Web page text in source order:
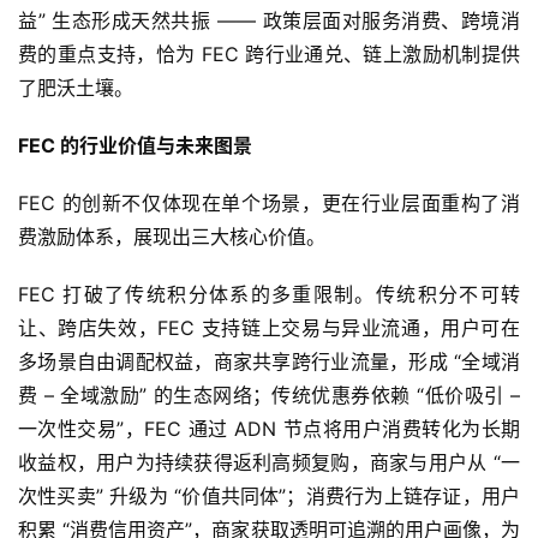
首
新
商
观
察
新
科
技
益” 生态形成天然共振 —— 政策层面对服务消费、跨境消
费的重点支持，恰为 FEC 跨行业通兑、链上激励机制提供
了肥沃土壤。
FEC 的行业价值与未来图景
FEC 的创新不仅体现在单个场景，更在行业层面重构了消
费激励体系，展现出三大核心价值。
FEC 打破了传统积分体系的多重限制。传统积分不可转
让、跨店失效，FEC 支持链上交易与异业流通，用户可在
多场景自由调配权益，商家共享跨行业流量，形成 “全域消
费 – 全域激励” 的生态网络；传统优惠券依赖 “低价吸引 –
一次性交易”，FEC 通过 ADN 节点将用户消费转化为长期
收益权，用户为持续获得返利高频复购，商家与用户从 “一
次性买卖” 升级为 “价值共同体”；消费行为上链存证，用户
积累 “消费信用资产”，商家获取透明可追溯的用户画像，为